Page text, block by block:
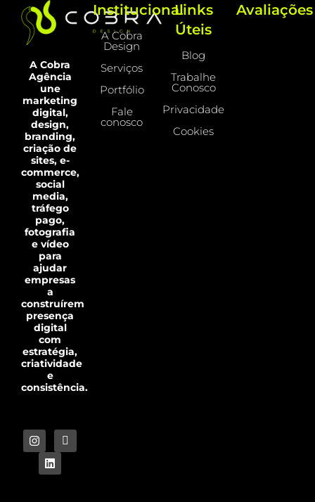
A Cobra
Agência
une
marketing
digital,
design,
branding,
criação de
sites, e-
commerce,
social
media,
tráfego
pago,
fotografia
e vídeo
para
ajudar
empresas
a
construírem
presença
digital
com
estratégia,
criatividade
e
consistência.
Institucional
A Cobra
Design
Serviços
Portfólio
Fale
conosco
Links
Úteis
Blog
Trabalhe
Conosco
Privacidade
Cookies
Avaliações